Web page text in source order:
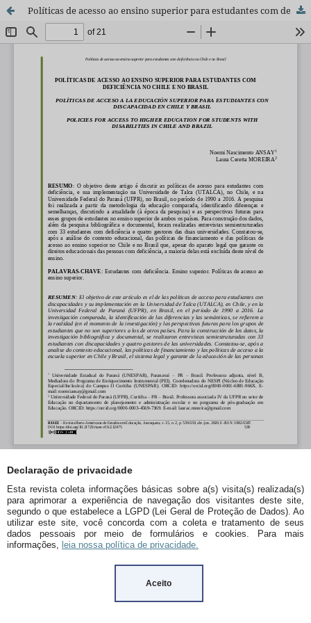
Declaração de privacidade
Esta revista coleta informações básicas sobre a(s) visita(s) realizada(s)
para aprimorar a experiência de navegação dos visitantes deste site,
segundo o que estabelece a LGPD (Lei Geral de Proteção de Dados). Ao
utilizar este site, você concorda com a coleta e tratamento de seus
dados pessoais por meio de formulários e cookies. Para mais
informações, leia nossa política de privacidade.
Aceito
Políticas de acesso ao ensino superior para estudantes com deficiência no Chile e no Brasil